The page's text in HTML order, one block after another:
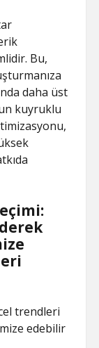
Bu,
daha üst
kuyruklu
trendleri
edebilir